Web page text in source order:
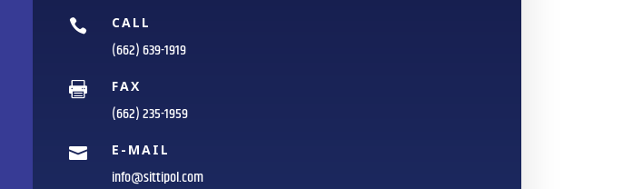
 CALL
(662) 639-1919
 FAX
(662) 235-1959
 E-MAIL
info@sittipol.com